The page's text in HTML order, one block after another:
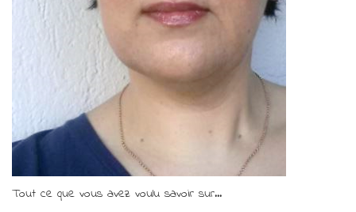
Tout ce que vous avez voulu savoir sur...